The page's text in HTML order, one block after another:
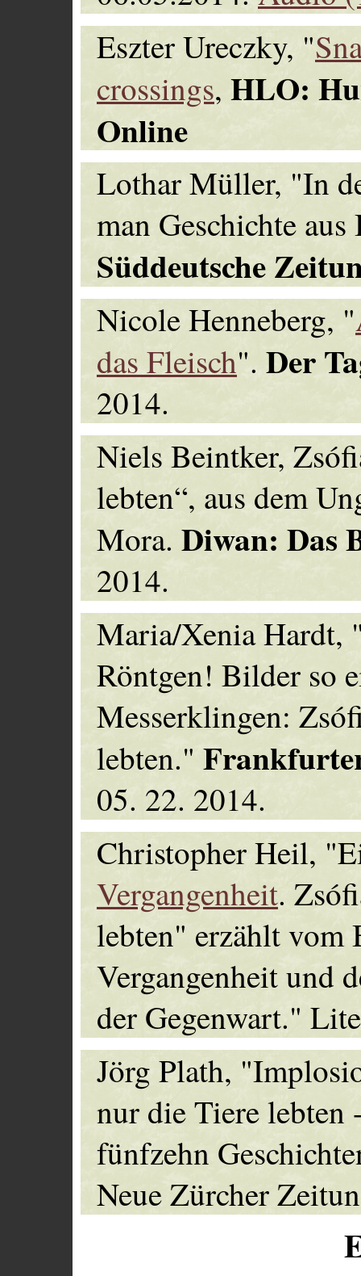
Eszter Ureczky, "
crossings, HLO:
Online
Lothar Müller, "In
man Geschichte
Süddeutsche
Nicole Henneberg, "
das Fleisch". Der
2014.
Niels Beintker,
lebten“, aus dem
Mora. Diwan: Das
2014.
Maria/Xenia Hardt,
Röntgen! Bilder so
Messerklingen:
lebten."
05. 22. 2014.
Christopher Heil,
Vergangenheit.
lebten" erzählt
Vergangenheit und
der Gegenwart."
Jörg Plath,
nur die Tiere lebten
fünfzehn
Neue Zürcher